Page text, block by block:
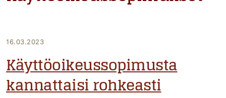
16.03.2023
Käyttöoikeussopimusta
kannattaisi rohkeasti